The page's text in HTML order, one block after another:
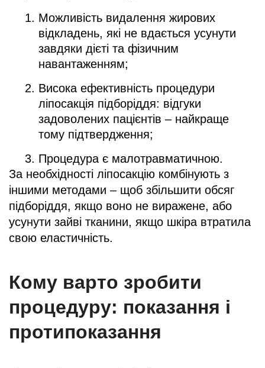
Можливість видалення жирових
відкладень, які не вдається усунути
завдяки дієті та фізичним
навантаженням;
Висока ефективність процедури
ліпосакція підборіддя: відгуки
задоволених пацієнтів – найкраще
тому підтвердження;
Процедура є малотравматичною.
За необхідності ліпосакцію комбінують з
іншими методами – щоб збільшити обсяг
підборіддя, якщо воно не виражене, або
усунути зайві тканини, якщо шкіра втратила
свою еластичність.
Кому варто зробити
процедуру: показання і
протипоказання